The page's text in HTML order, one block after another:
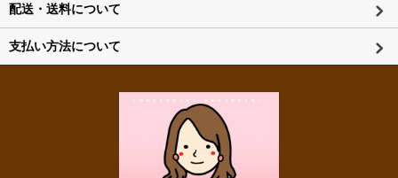
配送・送料について
支払い方法について